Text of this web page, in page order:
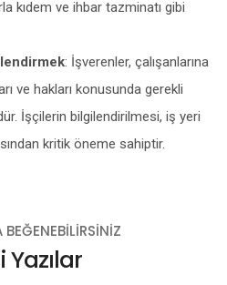
kıdem ve ihbar tazminatı gibi
: İşverenler, çalışanlarına
ve hakları konusunda gerekli
İşçilerin bilgilendirilmesi, iş yeri
kritik öneme sahiptir.
Yazılar